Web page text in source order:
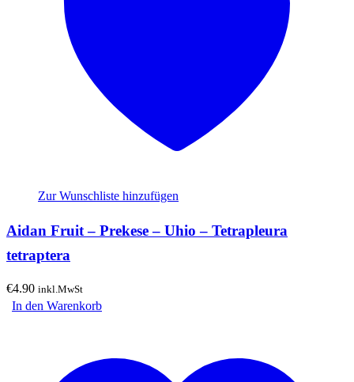
Zur Wunschliste hinzufügen
Aidan Fruit – Prekese – Uhio – Tetrapleura
tetraptera
€4.90 inkl.MwSt
In den Warenkorb